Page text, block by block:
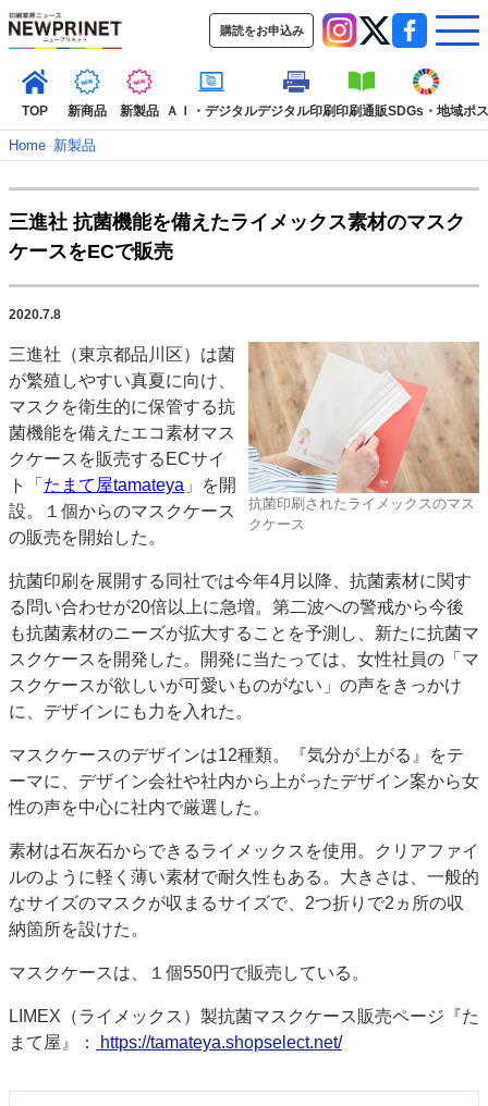
購読をお申込み
TOP 新商品 新製品 ＡＩ・デジタルデジタル印刷印刷通販SDGs・地域ポ
TOP
新着記事
インタビュー
コレクション
デジタル印刷
印刷通販
SDGs・地域
ポストプレス ビジネス イベント 信用情報
市場・統計
人事・移転・異動・訃報
特集記事カテゴリー一覧
2022 見える化・MIS特集
特集・デジタル印刷 アイデアで勝負！ ～多様なビジネス・多彩な商材～
JAPAN PACK 2023 特集
特集・デジタル印刷 ～ 新成長軌道を描く
案内
発刊案内
JFPI印刷用語集 印刷機材年鑑
運営
お問い合わせ
Home–新製品
三進社 抗菌機能を備えたライメックス素材のマスク
ケースをECで販売
2020.7.8
抗菌印刷されたライメックスのマス
クケース
三進社（東京都品川区）は菌
が繁殖しやすい真夏に向け、
マスクを衛生的に保管する抗
菌機能を備えたエコ素材マス
クケースを販売するECサイ
ト「 たまて屋tamateya 」を開
設。１個からのマスクケース
の販売を開始した。
抗菌印刷を展開する同社では今年4月以降、抗菌素材に関す
る問い合わせが20倍以上に急増。第二波への警戒から今後
も抗菌素材のニーズが拡大することを予測し、新たに抗菌マ
スクケースを開発した。開発に当たっては、女性社員の「マ
スクケースが欲しいが可愛いものがない」の声をきっかけ
に、デザインにも力を入れた。
マスクケースのデザインは12種類。『気分が上がる』をテ
ーマに、デザイン会社や社内から上がったデザイン案から女
性の声を中心に社内で厳選した。
素材は石灰石からできるライメックスを使用。クリアファイ
ルのように軽く薄い素材で耐久性もある。大きさは、一般的
なサイズのマスクが収まるサイズで、2つ折りで2ヵ所の収
納箇所を設けた。
マスクケースは、１個550円で販売している。
LIMEX（ライメックス）製抗菌マスクケース販売ページ『た
まて屋』：
https://tamateya.shopselect.net/